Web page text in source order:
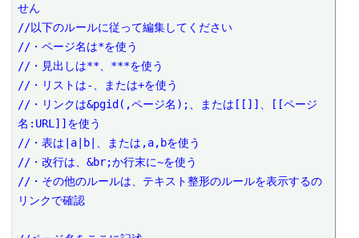
せん
//以下のルールに従って編集してください
//・ページ名は*を使う
//・見出しは**、***を使う
//・リストは-、または+を使う
//・リンクは&pgid(,ページ名);、または[[]]、[[ページ
名:URL]]を使う
//・表は|a|b|、または,a,bを使う
//・改行は、&br;か行末に~を使う
//・その他のルールは、テキスト整形のルールを表示するの
リンクで確認